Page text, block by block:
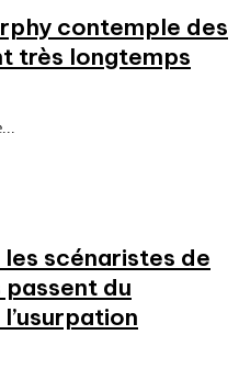
contemple des
très longtemps
scénaristes de
passent du